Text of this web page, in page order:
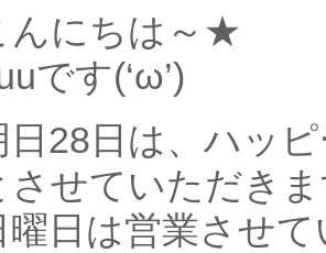
んにちは～★
です(‘ω’)
日28日は、ハッ
させていただき
曜日は営業させ